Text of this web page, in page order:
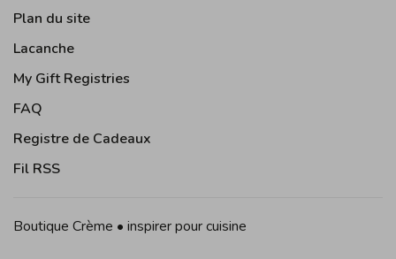
Plan du site
Lacanche
My Gift Registries
FAQ
Registre de Cadeaux
Fil RSS
Boutique Crème • inspirer pour cuisine